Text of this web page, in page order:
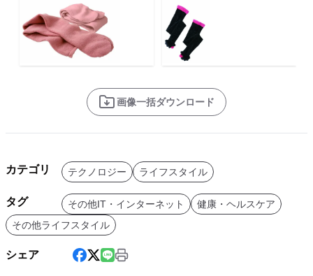
画像一括ダウンロード
カテゴリ テクノロジー ライフスタイル
タグ その他IT・インターネット
健康・ヘルスケア
その他ライフスタイル
シェア